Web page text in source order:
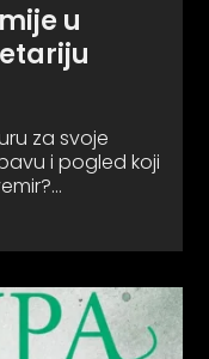
u
za svoje
i pogled koji